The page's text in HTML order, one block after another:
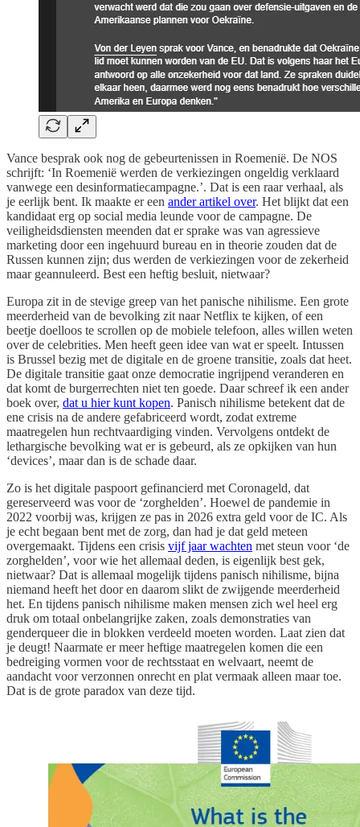
Vance besprak ook nog de gebeurtenissen in Roemenië. De NOS
schrijft: ‘In Roemenië werden de verkiezingen ongeldig verklaard
vanwege een desinformatiecampagne.’. Dat is een raar verhaal, als
je eerlijk bent. Ik maakte er een ander artikel over. Het blijkt dat een
kandidaat erg op social media leunde voor de campagne. De
veiligheidsdiensten meenden dat er sprake was van agressieve
marketing door een ingehuurd bureau en in theorie zouden dat de
Russen kunnen zijn; dus werden de verkiezingen voor de zekerheid
maar geannuleerd. Best een heftig besluit, nietwaar?
Europa zit in de stevige greep van het panische nihilisme. Een grote
meerderheid van de bevolking zit naar Netflix te kijken, of een
beetje doelloos te scrollen op de mobiele telefoon, alles willen weten
over de celebrities. Men heeft geen idee van wat er speelt. Intussen
is Brussel bezig met de digitale en de groene transitie, zoals dat heet.
De digitale transitie gaat onze democratie ingrijpend veranderen en
dat komt de burgerrechten niet ten goede. Daar schreef ik een ander
boek over, dat u hier kunt kopen. Panisch nihilisme betekent dat de
ene crisis na de andere gefabriceerd wordt, zodat extreme
maatregelen hun rechtvaardiging vinden. Vervolgens ontdekt de
lethargische bevolking wat er is gebeurd, als ze opkijken van hun
‘devices’, maar dan is de schade daar.
Zo is het digitale paspoort gefinancierd met Coronageld, dat
gereserveerd was voor de ‘zorghelden’. Hoewel de pandemie in
2022 voorbij was, krijgen ze pas in 2026 extra geld voor de IC. Als
je echt begaan bent met de zorg, dan had je dat geld meteen
overgemaakt. Tijdens een crisis vijf jaar wachten met steun voor ‘de
zorghelden’, voor wie het allemaal deden, is eigenlijk best gek,
nietwaar? Dat is allemaal mogelijk tijdens panisch nihilisme, bijna
niemand heeft het door en daarom slikt de zwijgende meerderheid
het. En tijdens panisch nihilisme maken mensen zich wel heel erg
druk om totaal onbelangrijke zaken, zoals demonstraties van
genderqueer die in blokken verdeeld moeten worden. Laat zien dat
je deugt! Naarmate er meer heftige maatregelen komen die een
bedreiging vormen voor de rechtsstaat en welvaart, neemt de
aandacht voor verzonnen onrecht en plat vermaak alleen maar toe.
Dat is de grote paradox van deze tijd.